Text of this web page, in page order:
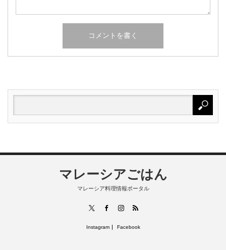
マレーシアごはん
マレーシア料理情報ポータル
FacebookInstagram
RSS
Instagram Facebook